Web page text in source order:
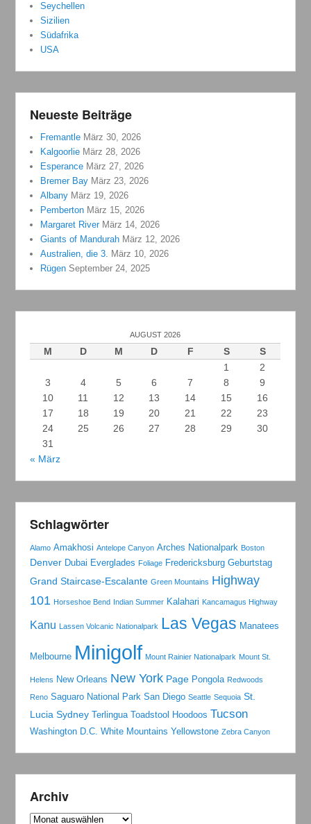
Seychellen
Sizilien
Südafrika
USA
Neueste Beiträge
Fremantle März 30, 2026
Kalgoorlie März 28, 2026
Esperance März 27, 2026
Bremer Bay März 23, 2026
Albany März 19, 2026
Pemberton März 15, 2026
Margaret River März 14, 2026
Giants of Mandurah März 12, 2026
Australien, die 3. März 10, 2026
Rügen September 24, 2025
AUGUST 2026
M D M D F S
S
1
2
3
4 5 6 7 8
9
10
11 12 13 14 15
16
17
18 19 20 21 22
23
24
25 26 27 28 29
30
31
« März
Schlagwörter
Alamo Amakhosi Antelope Canyon Arches Nationalpark Boston
Denver Dubai Everglades Foliage Fredericksburg Geburtstag
Grand Staircase-Escalante Green Mountains Highway
101 Horseshoe Bend Indian Summer Kalahari Kancamagus Highway
Kanu Lassen Volcanic Nationalpark Las Vegas Manatees
Melbourne Minigolf Mount Rainier Nationalpark Mount St.
Helens New Orleans New York Page Pongola Redwoods
Reno Saguaro National Park San Diego Seattle Sequoia St.
Lucia Sydney Terlingua Toadstool Hoodoos Tucson
Washington D.C. White Mountains Yellowstone Zebra Canyon
Archiv
Archiv